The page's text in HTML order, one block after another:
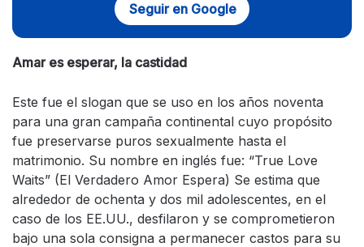
Seguir en Google
Amar es esperar, la castidad
Este fue el slogan que se uso en los años noventa
para una gran campaña continental cuyo propósito
fue preservarse puros sexualmente hasta el
matrimonio. Su nombre en inglés fue: “True Love
Waits” (El Verdadero Amor Espera) Se estima que
alrededor de ochenta y dos mil adolescentes, en el
caso de los EE.UU., desfilaron y se comprometieron
bajo una sola consigna a permanecer castos para su